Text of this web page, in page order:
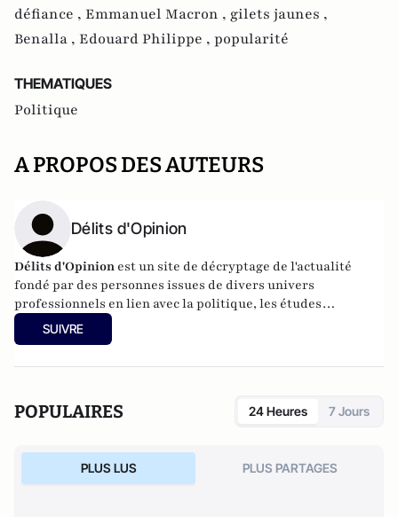
défiance , Emmanuel Macron , gilets jaunes ,
Benalla , Edouard Philippe , popularité
THEMATIQUES
Politique
A PROPOS DES AUTEURS
Délits d'Opinion
Délits d'Opinion est un site de décryptage de l'actualité
fondé par des personnes issues de divers univers
professionnels en lien avec la politique, les études
d’opinion, les affaires publiques, le lobbying, la
communication et la publicité.
SUIVRE
POPULAIRES 24 Heures 7 Jours
PLUS LUS PLUS PARTAGES